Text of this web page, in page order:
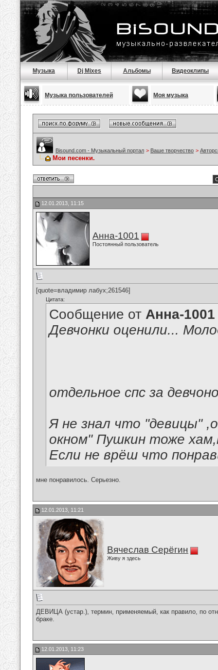
Музыка Dj Mixes Альбомы Видеоклипы
Музыка пользователей Моя музыка
Bisound.com - Музыкальный портал > Ваше творчество >
Мои песенки.
12.01.2013, 11:15
Анна-1001
Постоянный пользователь
[quote=владимир лабух;261546]
Цитата:
Сообщение от Анна-1001
Девчонки оценили...
отдельное спс за
Я не знал что "девицы"
окном" Пушкин тоже
Если не врёш что
мне понравилось. Серьезно.
12.01.2013, 11:21
Вячеслав Серёгин
Живу я здесь
ДЕВИЦА (устар.), термин, применяемый, как правило, по
браке.
12.01.2013, 11:23